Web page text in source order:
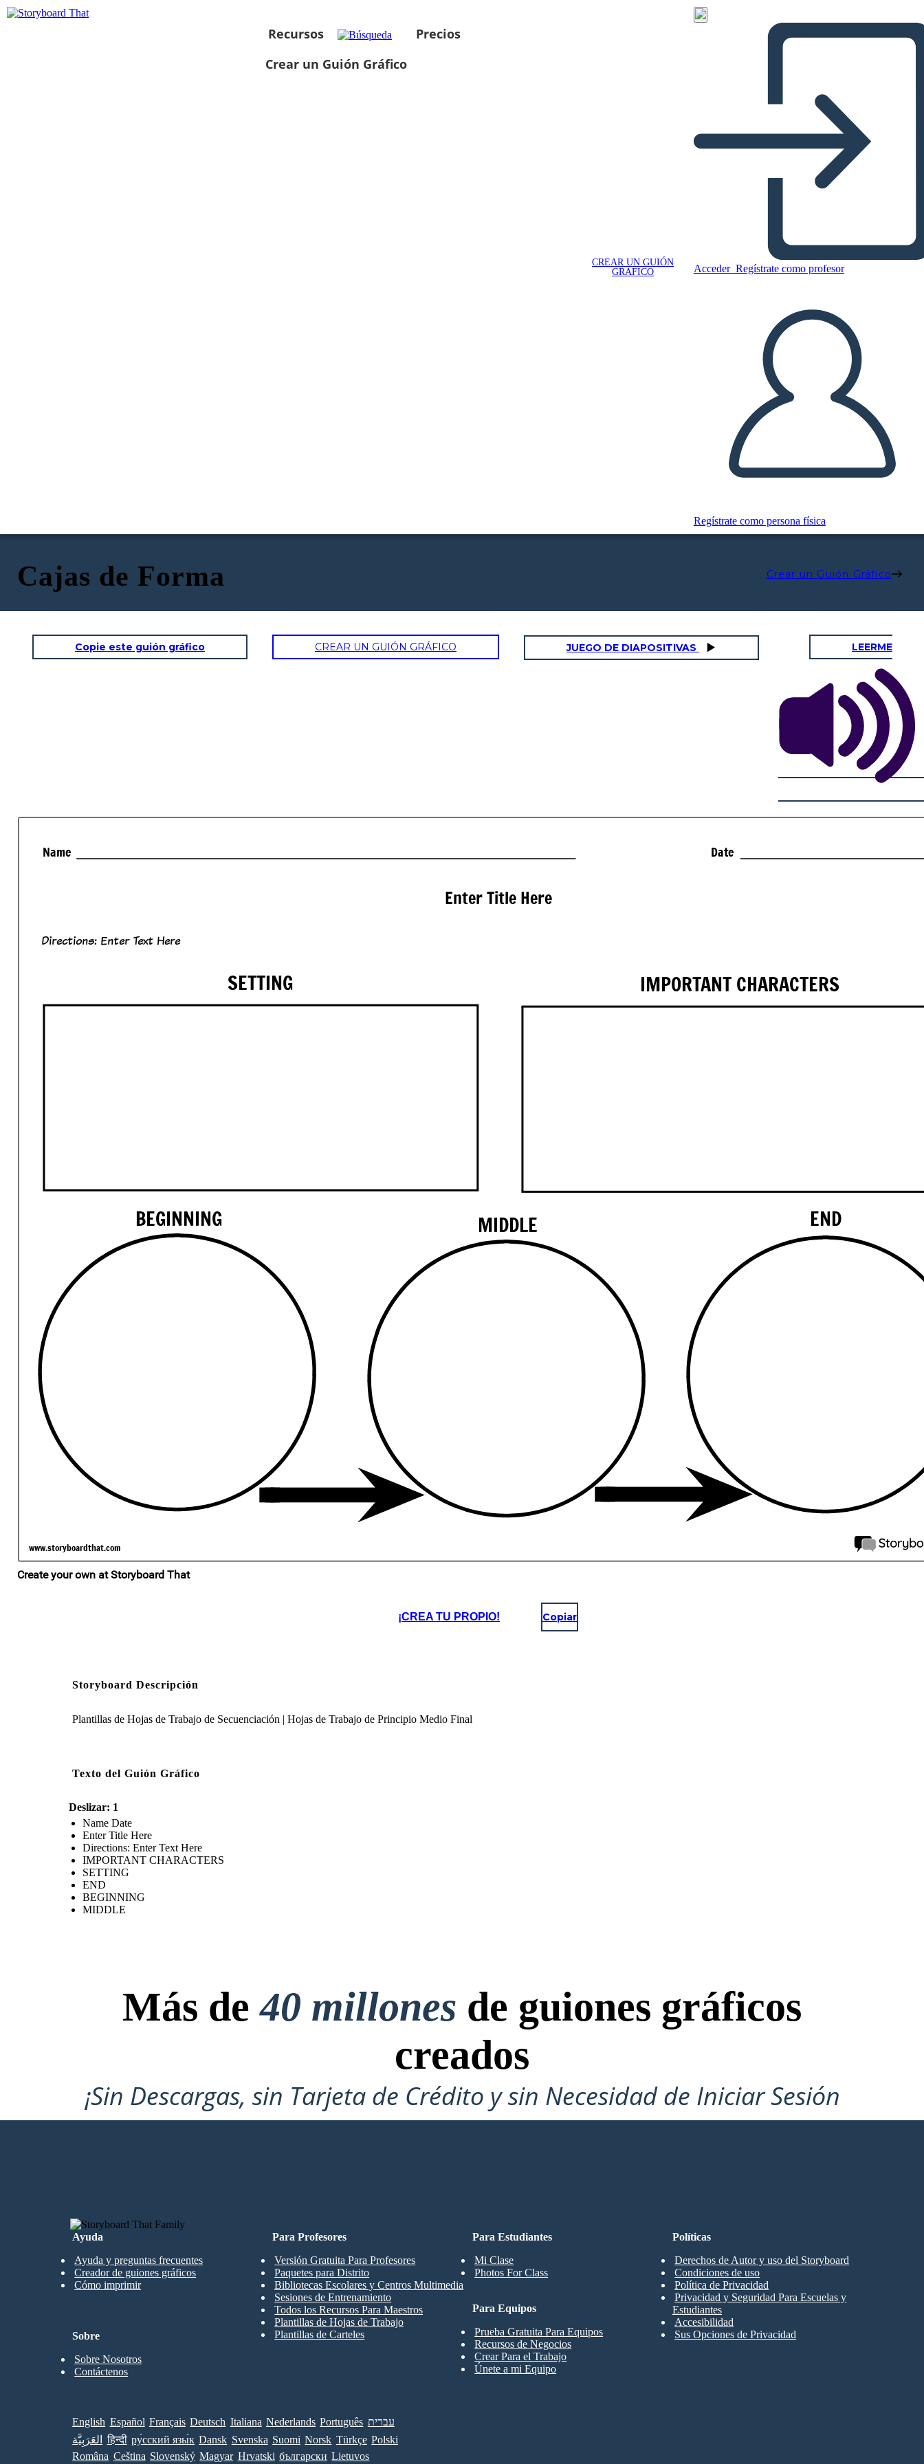
Recursos
Precios
Crear un Guión Gráfico
CREAR UN GUIÓN
GRÁFICO
Acceder Regístrate como profesor
Regístrate como persona física
Cajas de Forma Crear un Guión Gráfico
Copie este guión gráfico CREAR UN GUIÓN GRÁFICO JUEGO DE DIAPOSITIVAS LEERME
¡CREA TU PROPIO! Copiar
Storyboard Descripción
Plantillas de Hojas de Trabajo de Secuenciación | Hojas de Trabajo de Principio Medio Final
Texto del Guión Gráfico
Deslizar: 1
Name Date
Enter Title Here
Directions: Enter Text Here
IMPORTANT CHARACTERS
SETTING
END
BEGINNING
MIDDLE
Más de40 millones de guiones gráficos
creados
¡Sin Descargas, sin Tarjeta de Crédito y sin Necesidad de Iniciar Sesión
Para Probar!
Ayuda
Ayuda y preguntas frecuentes
Creador de guiones gráficos
Cómo imprimir
Para Estudiantes
Mi Clase
Photos For Class
Para Profesores
Versión Gratuita Para Profesores
Paquetes para Distrito
Bibliotecas Escolares y Centros Multimedia
Sesiones de Entrenamiento
Todos los Recursos Para Maestros
Plantillas de Hojas de Trabajo
Plantillas de Carteles
Para Equipos
Prueba Gratuita Para Equipos
Recursos de Negocios
Crear Para el Trabajo
Únete a mi Equipo
Sobre
Sobre Nosotros
Contáctenos
Políticas
Derechos de Autor y uso del Storyboard
Condiciones de uso
Política de Privacidad
Privacidad y Seguridad Para Escuelas y
Estudiantes
Accesibilidad
Sus Opciones de Privacidad
English Español Français Deutsch Italiana Nederlands Português עברית
العَرَبِيَّة
हिन्दी ру́сский язы́к Dansk Svenska Suomi Norsk Türkçe Polski
Româna Ceština Slovenský Magyar Hrvatski български Lietuvos